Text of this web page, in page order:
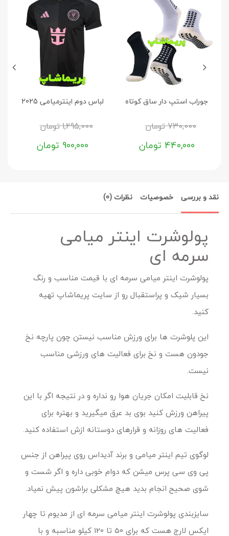
جوراب استپ دار ساق کوتاه
730,000تومان
440,000 تومان
لباس دوم اینترمیامی 2025
1,295,000تومان
900,000 تومان
نقد و بررسی خصوصیات نظرات (0)
پولوشرت اینتر میامی
سرمه ای
پولوشرت اینتر میامی سرمه ای با قیمت مناسب و رنگ
بسیار شیک و پراستقبال رو از سایت پریماشاپ تهیه
کنید.
این پلوشرت ها برای ورزش مناسب نیستن چون پارچه نخ
جودون هست و نخ برای فعالیت های ورزشی مناسب
نیست.
نخ قابلیت امکان جریان هوا رو نداره و در نتیجه اگر با این
پیراهن ورزش کنید بوی بد عرق میگیرید و بهتره برای
فعالیت های روزانه و قرارهای دوستانه ازش استفاده کنید.
لوگوی تیم اینتر میامی و برند آدیداس روی پیراهن از جنس
پی وی سی پرس میشن که دوام خوبی داره و اگر شست و
شوی صحیح انجام بدید هیچ مشکلی براشون پیش نمیاد.
سایزبندی پولوشرت اینتر میامی سرمه ای از مدیوم تا چهار
ایکس لارج هست که برای 50 تا 120 کیلو مناسبه و با